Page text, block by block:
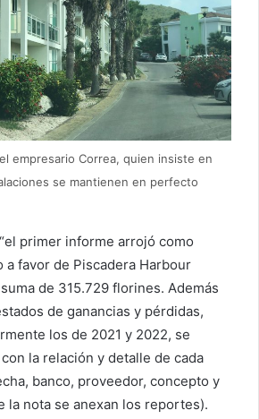
empresario Correa, quien insiste en
se mantienen en perfecto
primer informe arrojó como
a favor de Piscadera Harbour
de 315.729 florines. Además
de ganancias y pérdidas,
los de 2021 y 2022, se
la relación y detalle de cada
banco, proveedor, concepto y
la nota se anexan los reportes).